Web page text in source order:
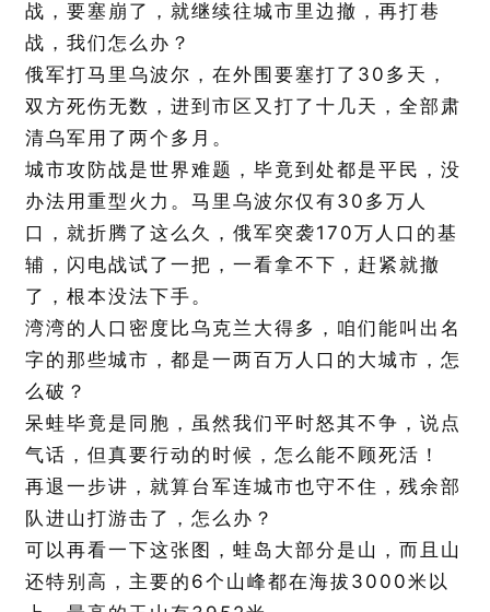
战，要塞崩了，就继续往城市里边撤，再打巷
战，我们怎么办？
俄军打马里乌波尔，在外围要塞打了 30 多天，
双方死伤无数，进到市区又打了十几天，全部肃
清乌军用了两个多月。
城市攻防战是世界难题，毕竟到处都是平民，没
办法用重型火力。马里乌波尔仅有30 多万人
口，就折腾了这么久，俄军突袭170万人口的基
辅，闪电战试了一把，一看拿不下，赶紧就撤
了，根本没法下手。
湾湾的人口密度比乌克兰大得多，咱们能叫出名
字的那些城市，都是一两百万人口的大城市，怎
么破？
呆蛙毕竟是同胞，虽然我们平时怒其不争，说点
气话，但真要行动的时候，怎么能不顾死活！
再退一步讲，就算台军连城市也守不住，残余部
队进山打游击了，怎么办？
可以再看一下这张图，蛙岛大部分是山，而且山
还特别高，主要的 6个山峰都在海拔 3000米以